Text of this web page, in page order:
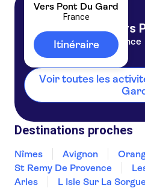
Vers Pont Du Gard
France
Itinéraire
Vers
France
Voir toutes les
Destinations proches
Nîmes Avignon
St Remy De Provence
Arles
L Isle Sur La Sorgue